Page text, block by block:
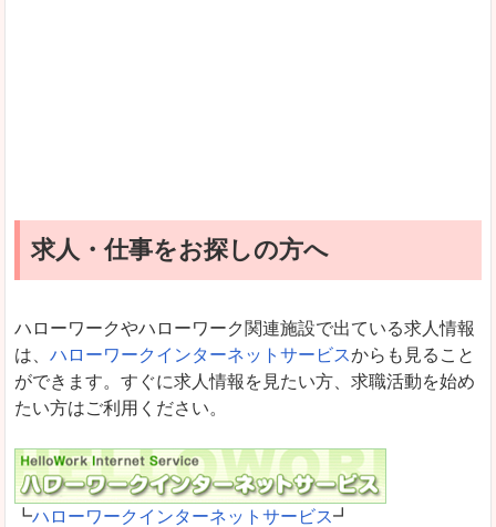
求人・仕事をお探しの方へ
ハローワークやハローワーク関連施設で出ている求人情報
は、 ハローワークインターネットサービスからも見ること
ができます。すぐに求人情報を見たい方、求職活動を始め
たい方はご利用ください。
┗ハローワークインターネットサービス┛